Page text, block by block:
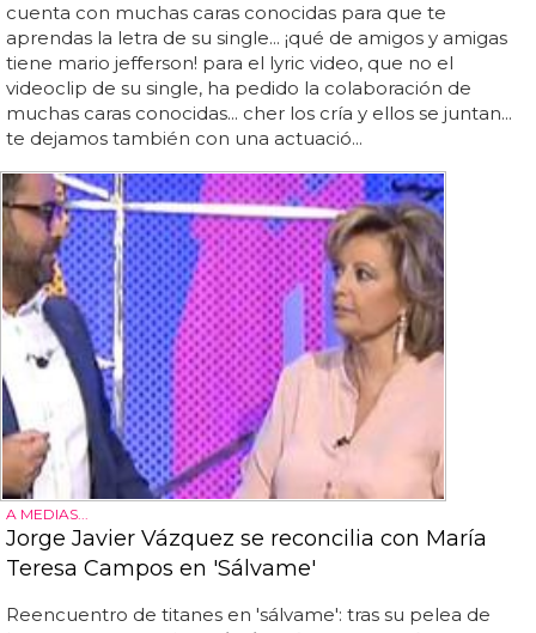
cuenta con muchas caras conocidas para que te
aprendas la letra de su single... ¡qué de amigos y amigas
tiene mario jefferson! para el lyric video, que no el
videoclip de su single, ha pedido la colaboración de
muchas caras conocidas... cher los cría y ellos se juntan...
te dejamos también con una actuació...
A MEDIAS...
Jorge Javier Vázquez se reconcilia con María
Teresa Campos en 'Sálvame'
Reencuentro de titanes en 'sálvame': tras su pelea de